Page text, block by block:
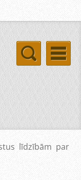
līdzībām par